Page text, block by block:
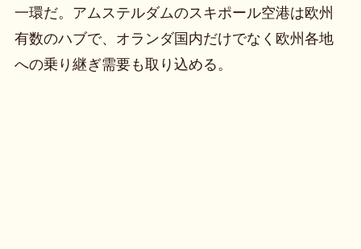
一環だ。アムステルダムのスキポール空港は欧州
有数のハブで、オランダ国内だけでなく欧州各地
への乗り継ぎ需要も取り込める。